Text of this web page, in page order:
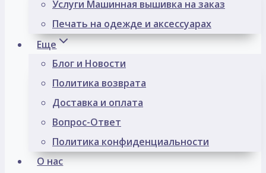
Услуги Машинная вышивка на заказ
Печать на одежде и аксессуарах
Еще
Блог и Новости
Политика возврата
Доставка и оплата
Вопрос-Ответ
Политика конфиденциальности
О нас